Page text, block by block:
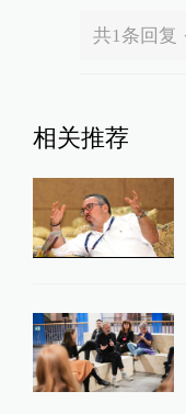
共1条回复
相关推荐